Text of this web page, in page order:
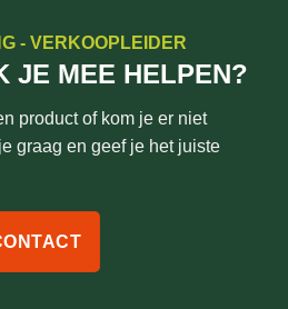
- VERKOOPLEIDER
JE MEE HELPEN?
product of kom je er niet
graag en geef je het juiste